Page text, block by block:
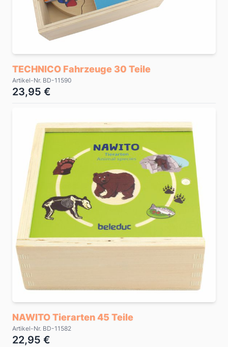
TECHNICO Fahrzeuge 30 Teile
Artikel-Nr. BD-11590
23,95 €
NAWITO Tierarten 45 Teile
Artikel-Nr. BD-11582
22,95 €